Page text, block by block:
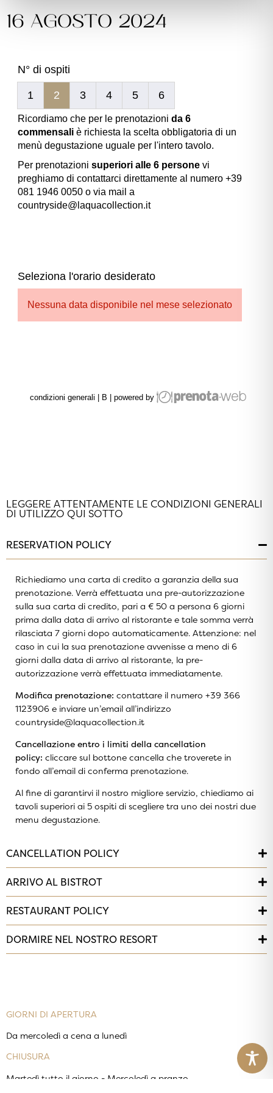
16 AGOSTO 2024
LEGGERE ATTENTAMENTE LE CONDIZIONI GENERALI
DI UTILIZZO QUI SOTTO
RESERVATION POLICY
Richiediamo una carta di credito a garanzia della sua
prenotazione. Verrà effettuata una pre-autorizzazione
sulla sua carta di credito, pari a € 50 a persona 6 giorni
prima dalla data di arrivo al ristorante e tale somma verrà
rilasciata 7 giorni dopo automaticamente. Attenzione: nel
caso in cui la sua prenotazione avvenisse a meno di 6
giorni dalla data di arrivo al ristorante, la pre-
autorizzazione verrà effettuata immediatamente.
Modifica prenotazione: contattare il numero +39 366
1123906 e inviare un’email all’indirizzo
countryside@laquacollection.it
Cancellazione entro i limiti della cancellation
policy: cliccare sul bottone cancella che troverete in
fondo all’email di conferma prenotazione.
Al fine di garantirvi il nostro migliore servizio, chiediamo ai
tavoli superiori ai 5 ospiti di scegliere tra uno dei nostri due
menu degustazione.
CANCELLATION POLICY
ARRIVO AL BISTROT
RESTAURANT POLICY
DORMIRE NEL NOSTRO RESORT
GIORNI DI APERTURA
Da mercoledì a cena a lunedì
CHIUSURA
Martedì tutto il giorno - Mercoledì a pranzo